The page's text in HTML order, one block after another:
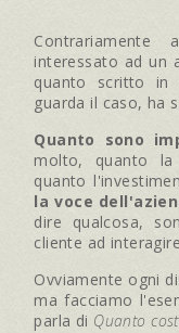
interessato ad un
quanto scritto
guarda il caso, ha
Quanto sono
molto, quanto
quanto
la voce
dire qualcosa,
cliente ad
Ovviamente ogni
ma facciamo
parla di Quanto